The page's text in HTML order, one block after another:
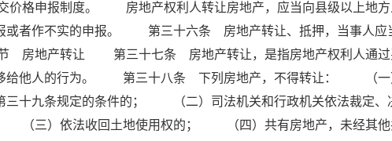
格申报制度。 房地产权利人转让房地产，应当向县级以上地方
或者作不实的申报。 第三十六条 房地产转让、抵押，当事人应
节 房地产转让 第三十七条 房地产转让，是指房地产权利人通过
移给他人的行为。 第三十八条 下列房地产，不得转让： （一
三十九条规定的条件的； （二）司法机关和行政机关依法裁定、
（三）依法收回土地使用权的； （四）共有房地产，未经其他